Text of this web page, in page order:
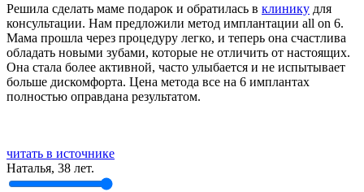
Решила сделать маме подарок и обратилась в клинику для
консультации. Нам предложили метод имплантации all on 6.
Мама прошла через процедуру легко, и теперь она счастлива
обладать новыми зубами, которые не отличить от настоящих.
Она стала более активной, часто улыбается и не испытывает
больше дискомфорта. Цена метода все на 6 имплантах
полностью оправдана результатом.
читать в источнике
Наталья, 38 лет.